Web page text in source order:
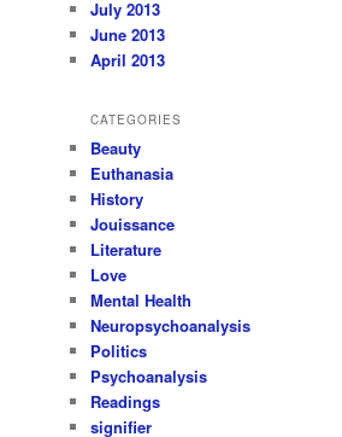
July 2013
June 2013
April 2013
CATEGORIES
Beauty
Euthanasia
History
Jouissance
Literature
Love
Mental Health
Neuropsychoanalysis
Politics
Psychoanalysis
Readings
signifier